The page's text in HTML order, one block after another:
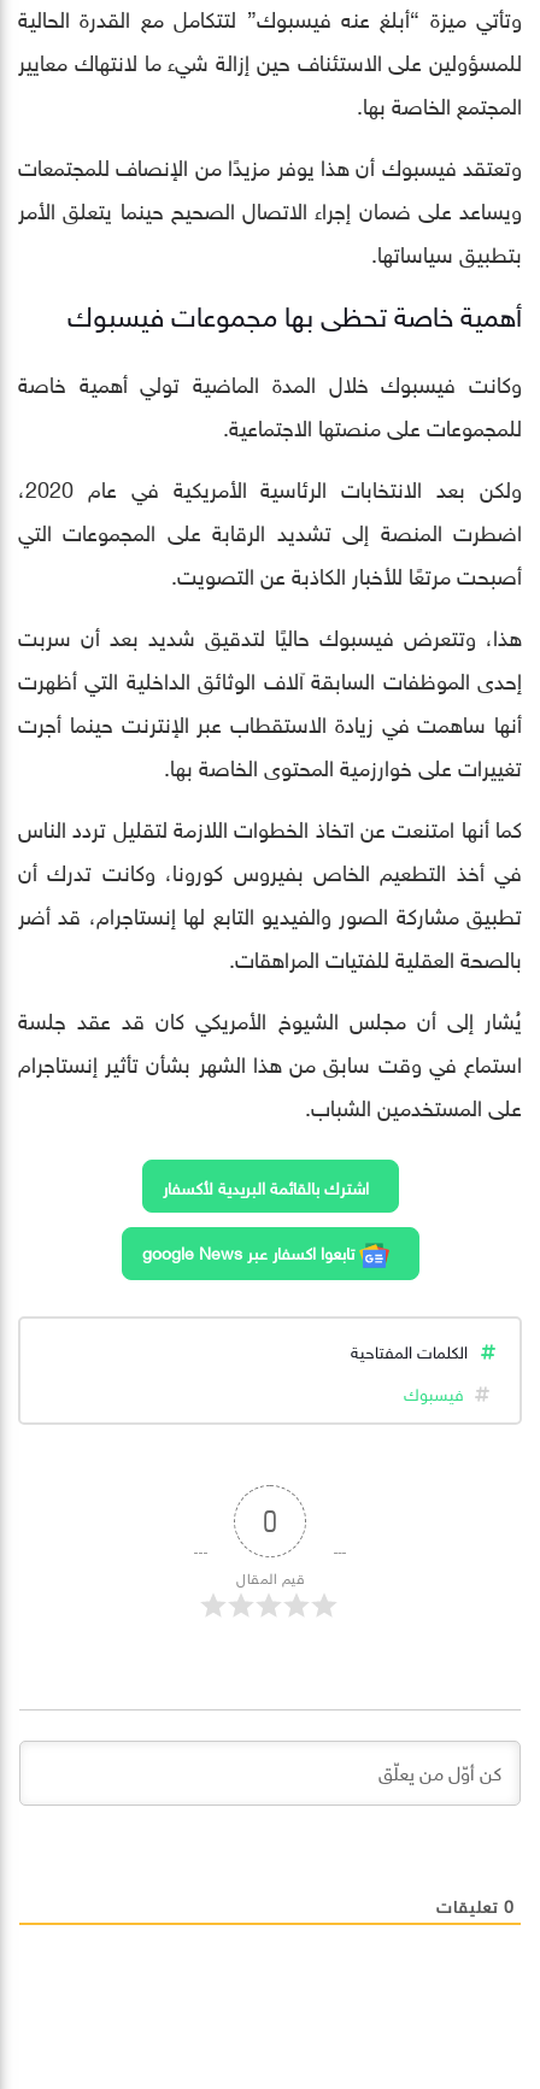
وتأتي ميزة “أبلغ عنه فيسبوك” لتتكامل مع القدرة الحالية
للمسؤولين على الاستئناف حين إزالة شيء ما لانتهاك معايير
المجتمع الخاصة بها.
وتعتقد فيسبوك أن هذا يوفر مزيدًا من الإنصاف للمجتمعات
ويساعد على ضمان إجراء الاتصال الصحيح حينما يتعلق الأمر
بتطبيق سياساتها.
أهمية خاصة تحظى بها مجموعات فيسبوك
وكانت فيسبوك خلال المدة الماضية تولي أهمية خاصة
للمجموعات على منصتها الاجتماعية.
ولكن بعد الانتخابات الرئاسية الأمريكية في عام 2020،
اضطرت المنصة إلى تشديد الرقابة على المجموعات التي
أصبحت مرتعًا للأخبار الكاذبة عن التصويت.
هذا، وتتعرض فيسبوك حاليًا لتدقيق شديد بعد أن سربت
إحدى الموظفات السابقة آلاف الوثائق الداخلية التي أظهرت
أنها ساهمت في زيادة الاستقطاب عبر الإنترنت حينما أجرت
تغييرات على خوارزمية المحتوى الخاصة بها.
كما أنها امتنعت عن اتخاذ الخطوات اللازمة لتقليل تردد الناس
في أخذ التطعيم الخاص بفيروس كورونا، وكانت تدرك أن
تطبيق مشاركة الصور والفيديو التابع لها إنستاجرام، قد أضر
بالصحة العقلية للفتيات المراهقات.
يُشار إلى أن مجلس الشيوخ الأمريكي كان قد عقد جلسة
استماع في وقت سابق من هذا الشهر بشأن تأثير إنستاجرام
على المستخدمين الشباب.
اشترك بالقائمة البريدية لأكسفار
تابعوا اكسفار عبر google News
الكلمات المفتاحية
فيسبوك
0
قيم المقال
0 تعليقات